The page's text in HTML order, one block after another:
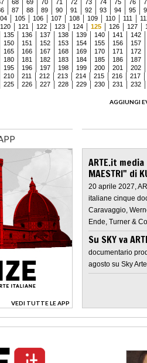
68 69 70 71 72 73 74 75 76
87 88 89 90 91 92 93 94 95
105 106 107 108 109 110 111
120 121 122 123 124 125 126 127
135 136 137 138 139 140 141
142
150 151 152 153 154 155 156
157
165 166 167 168 169 170 171
172
180 181 182 183 184 185 186
187
195 196 197 198 199 200 201
202
210 211 212 213 214 215 216
217
225 226 227 228 229 230 231
232
AGGIUNGI
VEDI TUTTE LE APP
>
ARTE.it
MAESTRI" di
20 aprile 2027,
italiane cinque
Caravaggio,
Ende, Turner &
Su SKY va
documentario
agosto su Sky Arte